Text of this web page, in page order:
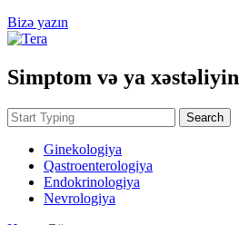
Bizə yazın
Simptom və ya
Search
Ginekologiya
Qastroenterologiya
Endokrinologiya
Nevrologiya